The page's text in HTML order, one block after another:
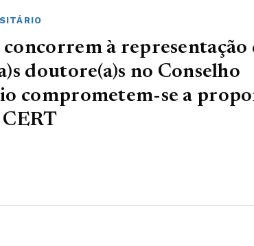
concorrem à representação
doutore(a)s no Conselho
comprometem-se a